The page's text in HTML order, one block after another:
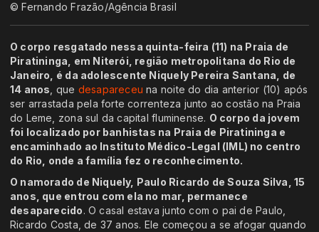
© Fernando Frazão/Agência Brasil
O corpo resgatado nessa quinta-feira (11) na Praia de
Piratininga, em Niterói, região metropolitana do Rio de
Janeiro, é da adolescente Niquely Pereira Santana, de
14 anos , que desapareceuna noite do dia anterior (10) após
ser arrastada pela forte correnteza junto ao costão na Praia
do Leme, zona sul da capital fluminense. O corpo da jovem
foi localizado por banhistas na Praia de Piratininga e
encaminhado ao Instituto Médico-Legal (IML) no centro
do Rio, onde a família fez o reconhecimento.
O namorado de Niquely, Paulo Ricardo de Souza Silva, 15
anos, que entrou com ela no mar, permanece
desaparecido. O casal estava junto com o pai de Paulo,
Ricardo Costa, de 37 anos. Ele começou a se afogar quando